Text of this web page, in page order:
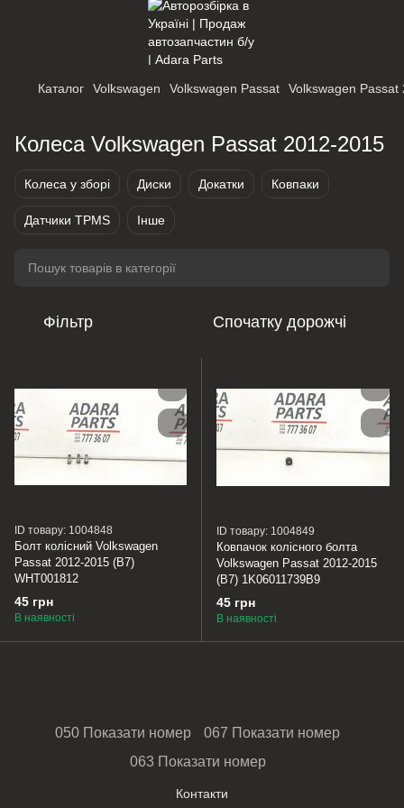
Каталог Volkswagen Volkswagen Passat Volkswagen Passat
Колеса Volkswagen Passat 2012-2015
Колеса у зборі Диски Докатки Ковпаки
Датчики TPMS Інше
Фільтр Спочатку дорожчі
ID товару: 1004848
Болт колісний Volkswagen
Passat 2012-2015 (B7)
WHT001812
45 грн
В наявності
ID товару: 1004849
Ковпачок колісного болта
Volkswagen Passat 2012-2015
(B7) 1K06011739B9
45 грн
В наявності
050 Показати номер
067 Показати номер
063 Показати номер
Контакти